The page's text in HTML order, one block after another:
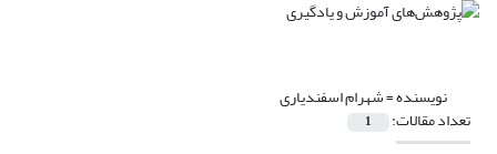
نویسنده =شهرام اسفندیاری
تعداد مقالات: 1